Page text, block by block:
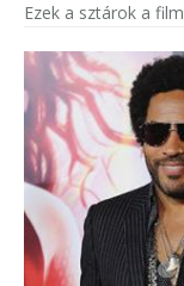
Ezek a sztárok a